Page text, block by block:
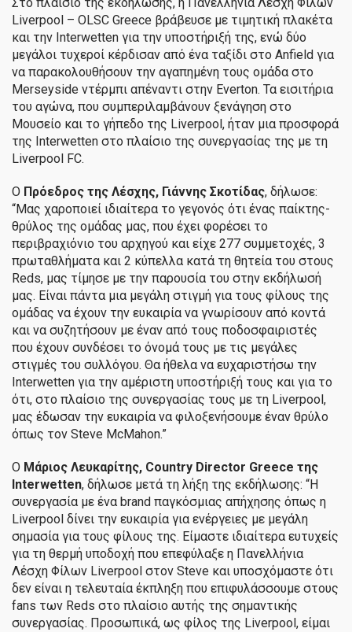
Liverpool – OLSC Greece βράβευσε με τιμητική πλακέτα
και την Interwetten για την υποστήριξή της, ενώ δύο
μεγάλοι τυχεροί κέρδισαν από ένα ταξίδι στο Anfield για
να παρακολουθήσουν την αγαπημένη τους ομάδα στο
Merseyside ντέρμπι απέναντι στην Everton. Τα εισιτήρια
του αγώνα, που συμπεριλαμβάνουν ξενάγηση στο
Μουσείο και το γήπεδο της Liverpool, ήταν μια προσφορά
της Interwetten στο πλαίσιο της συνεργασίας της με τη
Liverpool FC.
Ο Πρόεδρος της Λέσχης, Γιάννης Σκοτίδας, δήλωσε:
“Μας χαροποιεί ιδιαίτερα το γεγονός ότι ένας παίκτης-
θρύλος της ομάδας μας, που έχει φορέσει το
περιβραχιόνιο του αρχηγού και είχε 277 συμμετοχές, 3
πρωταθλήματα και 2 κύπελλα κατά τη θητεία του στους
Reds, μας τίμησε με την παρουσία του στην εκδήλωσή
μας. Είναι πάντα μια μεγάλη στιγμή για τους φίλους της
ομάδας να έχουν την ευκαιρία να γνωρίσουν από κοντά
και να συζητήσουν με έναν από τους ποδοσφαιριστές
που έχουν συνδέσει το όνομά τους με τις μεγάλες
στιγμές του συλλόγου. Θα ήθελα να ευχαριστήσω την
Interwetten για την αμέριστη υποστήριξή τους και για το
ότι, στο πλαίσιο της συνεργασίας τους με τη Liverpool,
μας έδωσαν την ευκαιρία να φιλοξενήσουμε έναν θρύλο
όπως τον Steve McMahon.”
Ο Μάριος Λευκαρίτης, Country Director Greece της
Interwetten, δήλωσε μετά τη λήξη της εκδήλωσης: “Η
συνεργασία με ένα brand παγκόσμιας απήχησης όπως η
Liverpool δίνει την ευκαιρία για ενέργειες με μεγάλη
σημασία για τους φίλους της. Είμαστε ιδιαίτερα ευτυχείς
για τη θερμή υποδοχή που επεφύλαξε η Πανελλήνια
Λέσχη Φίλων Liverpool στον Steve και υποσχόμαστε ότι
δεν είναι η τελευταία έκπληξη που επιφυλάσσουμε στους
fans των Reds στο πλαίσιο αυτής της σημαντικής
συνεργασίας. Προσωπικά, ως φίλος της Liverpool, είμαι